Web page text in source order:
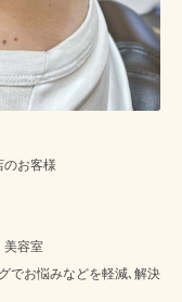
のお客様
美容室
でお悩みなどを軽減､解決